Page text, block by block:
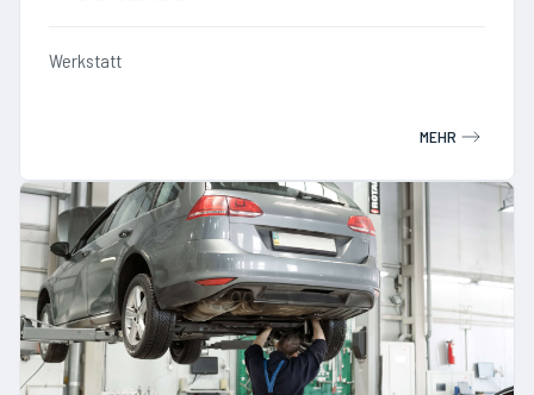
Werkstatt
MEHR